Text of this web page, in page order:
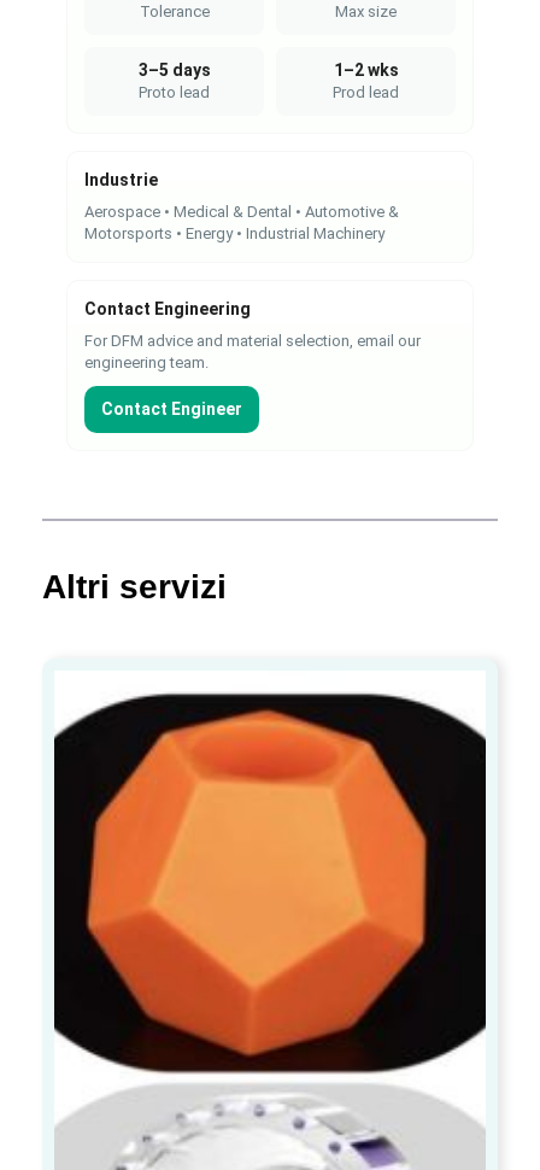
Tolerance Max size
3–5 days
Proto lead
1–2 wks
Prod lead
Industrie
Aerospace • Medical & Dental • Automotive &
Motorsports • Energy • Industrial Machinery
Contact Engineering
For DFM advice and material selection, email our
engineering team.
Contact Engineer
Altri servizi